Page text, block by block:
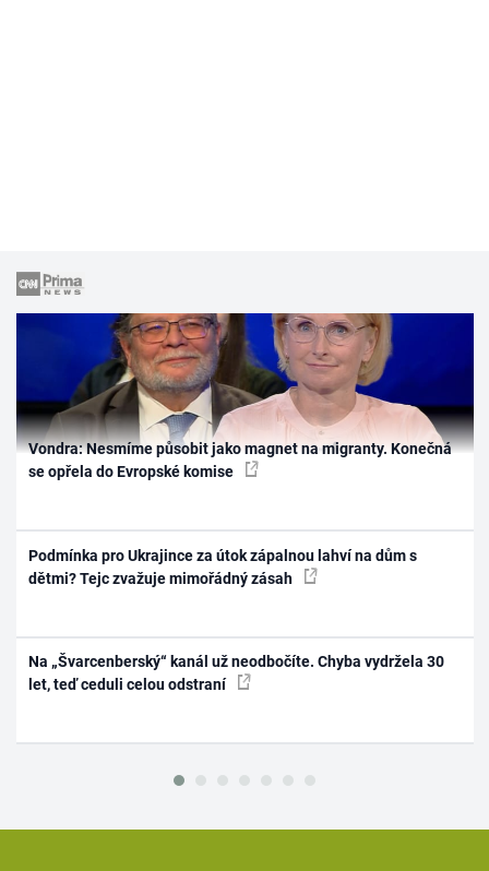
Vondra: Nesmíme působit jako magnet na migranty. Konečná
se opřela do Evropské komise
Podmínka pro Ukrajince za útok zápalnou lahví na dům s
dětmi? Tejc zvažuje mimořádný zásah
Na „Švarcenberský“ kanál už neodbočíte. Chyba vydržela 30
let, teď ceduli celou odstraní